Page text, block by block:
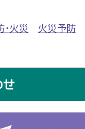
・火災 火災予防
せ